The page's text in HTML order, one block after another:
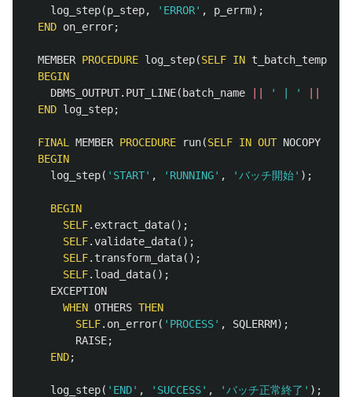
log_step(p_step, 'ERROR' , p_errm);
END on_error;
MEMBER PROCEDURE log_step(SELF IN t_batch_template
BEGIN
DBMS_OUTPUT. PUT_LINE( batch_name ' | '
END log_step;
FINAL MEMBER PROCEDURE run(SELF IN OUT NOCOPY
BEGIN
log_step( 'START' , 'RUNNING' , 'バッチ開始' );
BEGIN
SELF. extract_data();
SELF.validate_data();
SELF. transform_data();
SELF. load_data();
EXCEPTION
WHEN OTHERS THEN
SELF. on_error( 'PROCESS' , SQLERRM);
RAISE;
END;
log_step( 'END' , 'SUCCESS' , 'バッチ正常終了' );